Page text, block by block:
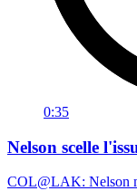
0:35
Nelson scelle
COL@LAK: Nelson